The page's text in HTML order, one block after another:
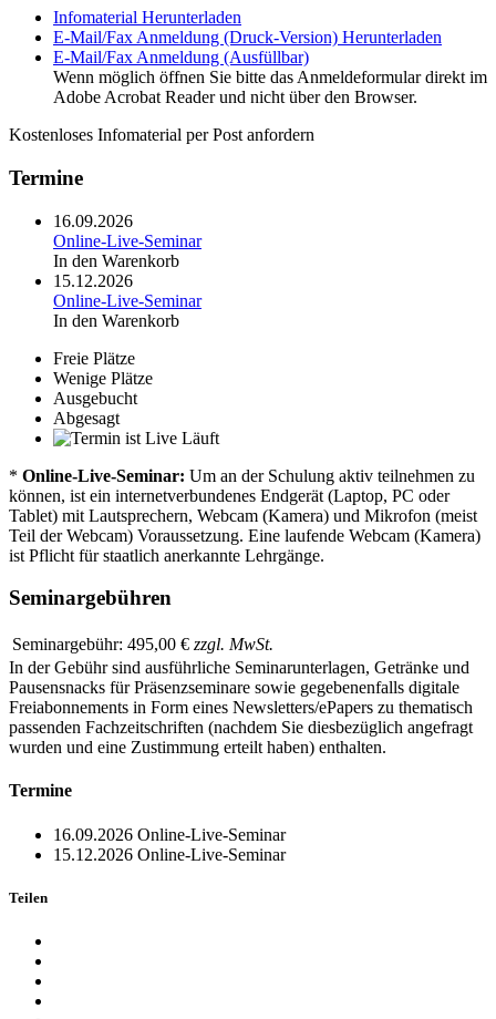
Infomaterial Herunterladen
E-Mail/Fax Anmeldung (Druck-Version) Herunterladen
E-Mail/Fax Anmeldung (Ausfüllbar)
Wenn möglich öffnen Sie bitte das Anmeldeformular direkt im
Adobe Acrobat Reader und nicht über den Browser.
Kostenloses Infomaterial per Post anfordern
Termine
16.09.2026
Online-Live-Seminar
In den Warenkorb
15.12.2026
Online-Live-Seminar
In den Warenkorb
Freie Plätze
Wenige Plätze
Ausgebucht
Abgesagt
Läuft
* Online-Live-Seminar: Um an der Schulung aktiv teilnehmen zu
können, ist ein internetverbundenes Endgerät (Laptop, PC oder
Tablet) mit Lautsprechern, Webcam (Kamera) und Mikrofon (meist
Teil der Webcam) Voraussetzung. Eine laufende Webcam (Kamera)
ist Pflicht für staatlich anerkannte Lehrgänge.
Seminargebühren
Seminargebühr: 495,00 € zzgl. MwSt.
In der Gebühr sind ausführliche Seminarunterlagen, Getränke und
Pausensnacks für Präsenzseminare sowie gegebenenfalls digitale
Freiabonnements in Form eines Newsletters/ePapers zu thematisch
passenden Fachzeitschriften (nachdem Sie diesbezüglich angefragt
wurden und eine Zustimmung erteilt haben) enthalten.
Termine
16.09.2026 Online-Live-Seminar
15.12.2026 Online-Live-Seminar
Teilen